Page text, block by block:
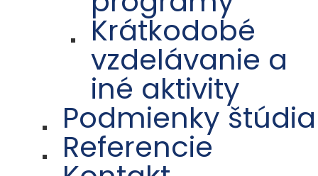
Krátkodobé
vzdelávanie a
iné aktivity
Podmienky štúdia
Referencie